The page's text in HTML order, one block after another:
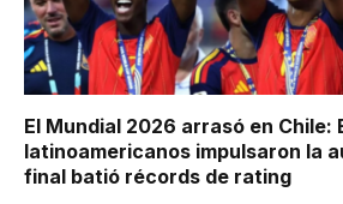
El Mundial 2026 arrasó en Chile:
latinoamericanos impulsaron la
final batió récords de rating